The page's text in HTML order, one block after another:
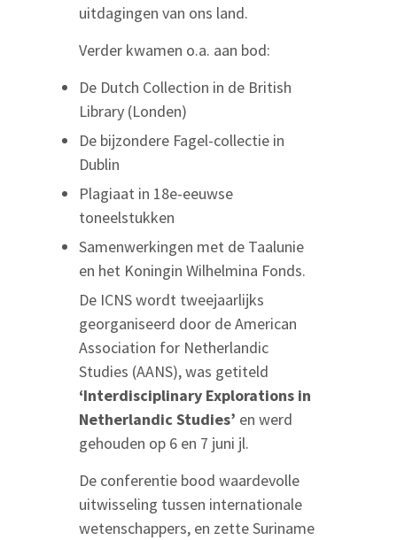
uitdagingen van ons land.
Verder kwamen o.a. aan bod:
De Dutch Collection in de British
Library (Londen)
De bijzondere Fagel-collectie in
Dublin
Plagiaat in 18e-eeuwse
toneelstukken
Samenwerkingen met de Taalunie
en het Koningin Wilhelmina Fonds.
De ICNS wordt tweejaarlijks
georganiseerd door de American
Association for Netherlandic
Studies (AANS), was getiteld
‘Interdisciplinary Explorations in
Netherlandic Studies’ en werd
gehouden op 6 en 7 juni jl.
De conferentie bood waardevolle
uitwisseling tussen internationale
wetenschappers, en zette Suriname